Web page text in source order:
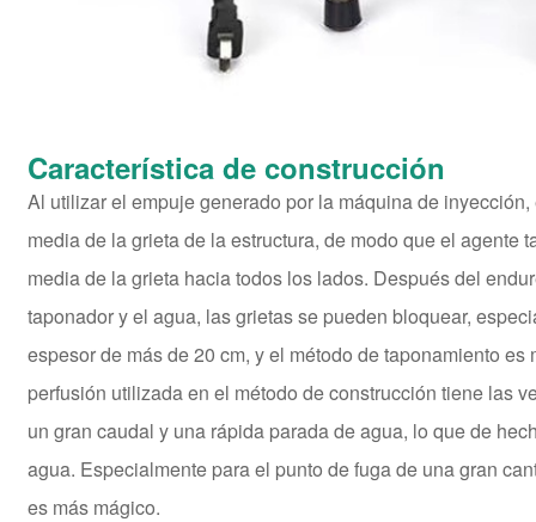
Característica de construcción
Al utilizar el empuje generado por la máquina de
media de la grieta de la estructura, de modo que el agente
media de la grieta hacia todos los lados. Después del
taponador y el agua, las grietas se pueden bloquear,
espesor de más de 20 cm, y el método de taponamiento
perfusión utilizada en el método de construcción tiene las
un gran caudal y una rápida parada de agua, lo que de
agua. Especialmente para el punto de fuga de una gran
es más mágico.